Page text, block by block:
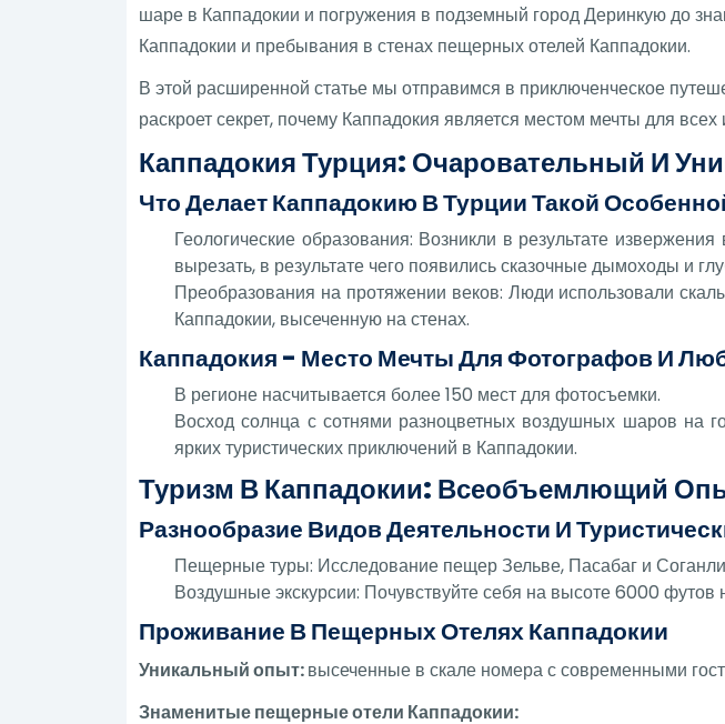
шаре в Каппадокии и погружения в подземный город Деринкую до
Каппадокии и пребывания в стенах пещерных отелей Каппадокии.
В этой расширенной статье мы отправимся в приключенческое
раскроет секрет, почему Каппадокия является местом мечты для
Каппадокия Турция: Очаровательный И
Что Делает Каппадокию В Турции Такой
Геологические образования: Возникли в результате
вырезать, в результате чего появились сказочные дымоходы и
Преобразования на протяжении веков: Люди использовали
Каппадокии, высеченную на стенах.
Каппадокия - Место Мечты Для Фотографов И
В регионе насчитывается более 150 мест для фотосъемки.
Восход солнца с сотнями разноцветных воздушных шаров на
ярких туристических приключений в Каппадокии.
Туризм В Каппадокии: Всеобъемлющий
Разнообразие Видов Деятельности И
Пещерные туры: Исследование пещер Зельве, Пасабаг и
Воздушные экскурсии: Почувствуйте себя на высоте 6000 футов
Проживание В Пещерных Отелях Каппадокии
Уникальный опыт:высеченные в скале номера с современными
Знаменитые пещерные отели Каппадокии: